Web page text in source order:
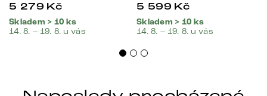
5 279 Kč
Skladem > 10 ks
14. 8. – 19. 8. u vás
5 599 Kč
Skladem > 10 ks
14. 8. – 19. 8. u vás